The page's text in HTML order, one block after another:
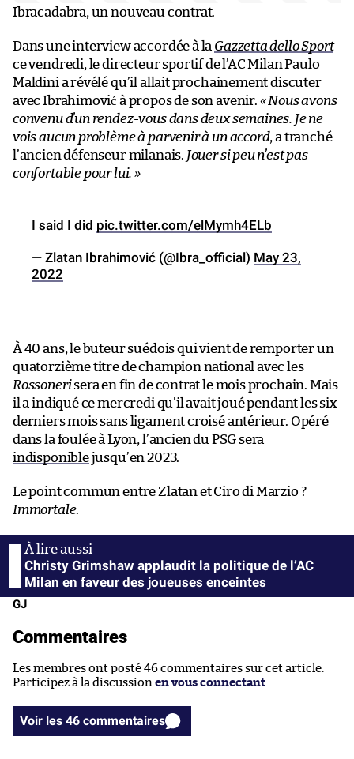
Ibracadabra, un nouveau contrat.
Dans une interview accordée à la Gazzetta dello Sport
ce vendredi, le directeur sportif de l’AC Milan Paulo
Maldini a révélé qu’il allait prochainement discuter
avec Ibrahimović à propos de son avenir. « Nous avons
convenu d’un rendez-vous dans deux semaines. Je ne
vois aucun problème à parvenir à un accord, a tranché
l’ancien défenseur milanais. Jouer si peu n’est pas
confortable pour lui. »
I said I did pic.twitter.com/elMymh4ELb
— Zlatan Ibrahimović (@Ibra_official) May 23,
2022
À 40 ans, le buteur suédois qui vient de remporter un
quatorzième titre de champion national avec les
Rossonerisera en fin de contrat le mois prochain. Mais
il a indiqué ce mercredi qu’il avait joué pendant les six
derniers mois sans ligament croisé antérieur. Opéré
dans la foulée à Lyon, l’ancien du PSG sera
indisponiblejusqu’en 2023.
Le point commun entre Zlatan et Ciro di Marzio ?
Immortale.
Christy Grimshaw applaudit la politique de l’AC
Milan en faveur des joueuses enceintes
GJ
Commentaires
Les membres ont posté 46 commentaires sur cet article.
Participez à la discussion en vous connectant
Voir les 46 commentaires